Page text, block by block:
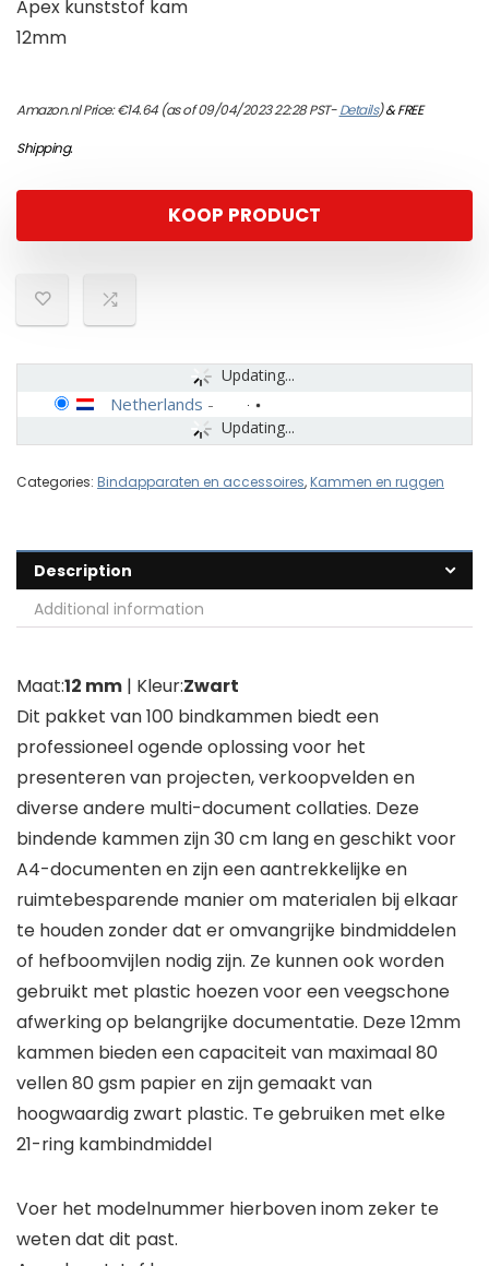
Apex kunststof kam
12mm
Amazon.nl Price:€14.64(as of 09/04/2023 22:28 PST-Details)&FREE
Shipping.
KOOP PRODUCT
Updating...
Updating...
Netherlands -
Categories: Bindapparaten en accessoires,Kammen en ruggen
Description
Additional information
Maat:12 mm | Kleur:Zwart
Dit pakket van 100 bindkammen biedt een
professioneel ogende oplossing voor het
presenteren van projecten, verkoopvelden en
diverse andere multi-document collaties. Deze
bindende kammen zijn 30 cm lang en geschikt voor
A4-documenten en zijn een aantrekkelijke en
ruimtebesparende manier om materialen bij elkaar
te houden zonder dat er omvangrijke bindmiddelen
of hefboomvijlen nodig zijn. Ze kunnen ook worden
gebruikt met plastic hoezen voor een veegschone
afwerking op belangrijke documentatie. Deze 12mm
kammen bieden een capaciteit van maximaal 80
vellen 80 gsm papier en zijn gemaakt van
hoogwaardig zwart plastic. Te gebruiken met elke
21-ring kambindmiddel
Voer het modelnummer hierboven inom zeker te
weten dat dit past.